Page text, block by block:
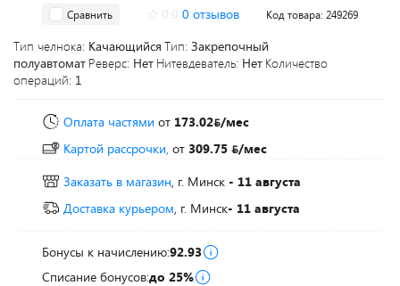
Сравнить 0 отзывов Код товара: 249269
Тип челнока: Качающийся Тип: Закрепочный
полуавтомат Реверс: Нет Нитевдеватель: Нет Количество
операций: 1
Оплата частями от 173.02 /мес
Картой рассрочки, от 309.75
/мес
Заказать в магазин, г. Минск - 11 августа
Доставка курьером, г. Минск- 11 августа
Бонусы к начислению:92.93
Списание бонусов:до 25%